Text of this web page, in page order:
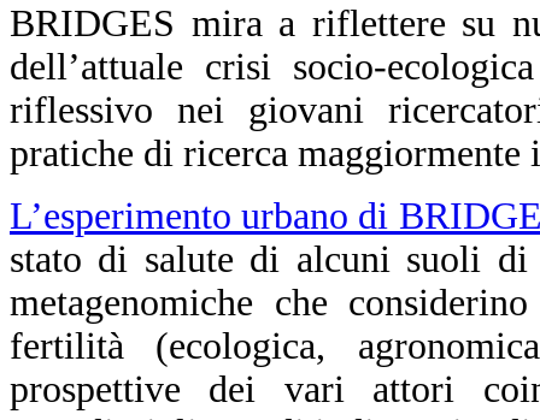
BRIDGES mira a riflettere su
dell’attuale crisi socio-
riflessivo nei giovani
pratiche di ricerca maggiormente
L’esperimento urbano di
stato di salute di alcuni suoli di
metagenomiche che
fertilità (ecologica,
prospettive dei vari attori